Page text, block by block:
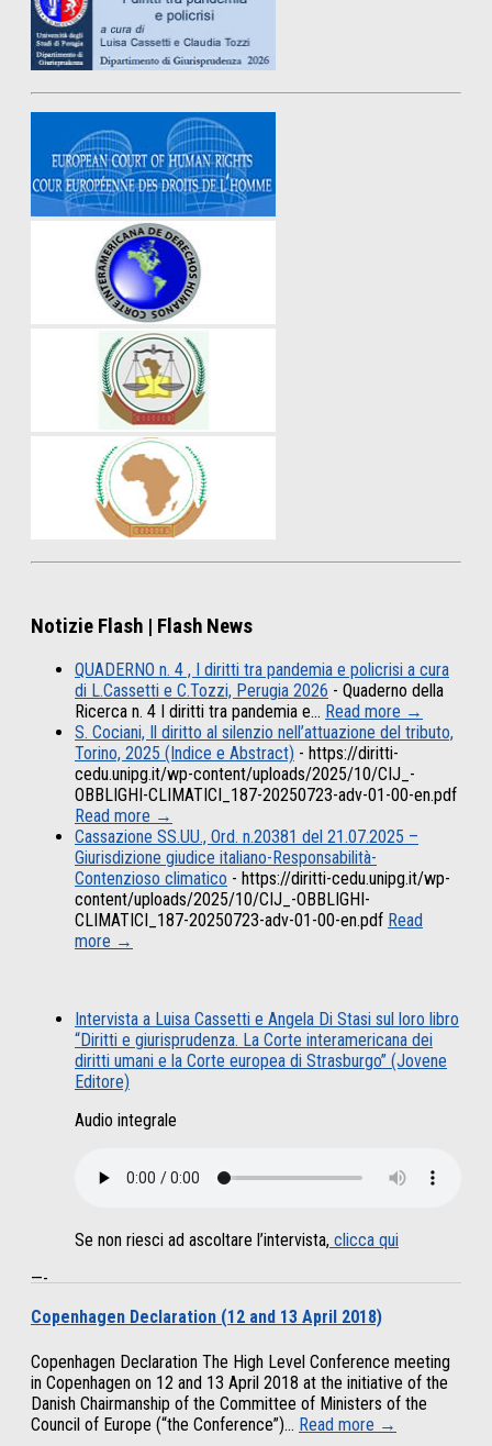
Notizie Flash | Flash News
QUADERNO n. 4 , I diritti tra pandemia e policrisi a cura
di L.Cassetti e C.Tozzi, Perugia 2026 - Quaderno della
Ricerca n. 4 I diritti tra pandemia e… Read more →
S. Cociani, Il diritto al silenzio nell’attuazione del tributo,
Torino, 2025 (Indice e Abstract) - https://diritti-
cedu.unipg.it/wp-content/uploads/2025/10/CIJ_-
OBBLIGHI-CLIMATICI_187-20250723-adv-01-00-en.pdf
Read more →
Cassazione SS.UU., Ord. n.20381 del 21.07.2025 –
Giurisdizione giudice italiano-Responsabilità-
Contenzioso climatico - https://diritti-cedu.unipg.it/wp-
content/uploads/2025/10/CIJ_-OBBLIGHI-
CLIMATICI_187-20250723-adv-01-00-en.pdf Read
more →
Intervista a Luisa Cassetti e Angela Di Stasi sul loro libro
“Diritti e giurisprudenza. La Corte interamericana dei
diritti umani e la Corte europea di Strasburgo” (Jovene
Editore)
Audio integrale
Se non riesci ad ascoltare l’intervista, clicca qui
—-
Copenhagen Declaration (12 and 13 April 2018)
Copenhagen Declaration The High Level Conference meeting
in Copenhagen on 12 and 13 April 2018 at the initiative of the
Danish Chairmanship of the Committee of Ministers of the
Council of Europe (“the Conference”)... Read more →